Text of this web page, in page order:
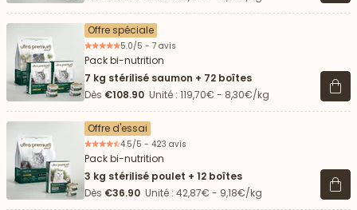
Offre spéciale
5.0/5 - 7 avis
Pack bi-nutrition
7 kg stérilisé saumon + 72 boîtes
Dès €108.90 Unité : 119,70€ - 8,30€/kg Voir
Offre d'essai
4.5/5 - 423 avis
Pack bi-nutrition
3 kg stérilisé poulet + 12 boîtes
Dès €36.90 Unité : 42,87€ - 9,18€/kg Voir